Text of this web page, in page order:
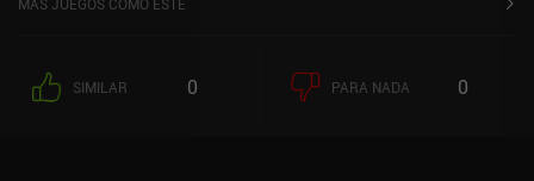
el cohete y objetos opcionales que contienen recuerdos de
personas desaparecidas hace mucho tiempo. Pero el mundo es
MÁS JUEGOS COMO ESTE
SIMILAR 0 PARA NADA 0